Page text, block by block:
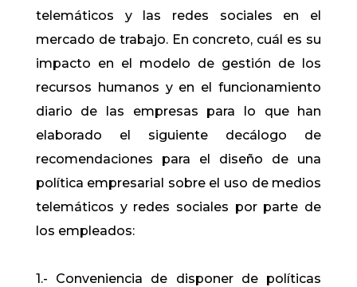
telemáticos y las redes sociales en el
mercado de trabajo. En concreto, cuál es su
impacto en el modelo de gestión de los
recursos humanos y en el funcionamiento
diario de las empresas para lo que han
elaborado el siguiente decálogo de
recomendaciones para el diseño de una
política empresarial sobre el uso de medios
telemáticos y redes sociales por parte de
los empleados:
1.- Conveniencia de disponer de políticas